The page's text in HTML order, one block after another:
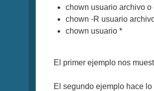
chown usuario archivo o
chown -R usuario
chown usuario *
El primer ejemplo nos
El segundo ejemplo hace